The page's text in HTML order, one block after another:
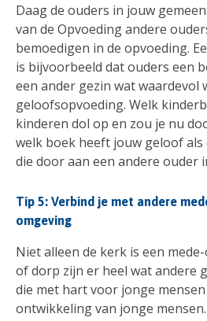
Daag de ouders in jouw
van de Opvoeding andere
bemoedigen in de opvoeding.
is bijvoorbeeld dat ouders een
een ander gezin wat waardevol
geloofsopvoeding. Welk
kinderen dol op en zou je nu
welk boek heeft jouw geloof
die door aan een andere ouder
Tip 5: Verbind je met andere
omgeving
Niet alleen de kerk is een
of dorp zijn er heel wat andere
die met hart voor jonge
ontwikkeling van jonge